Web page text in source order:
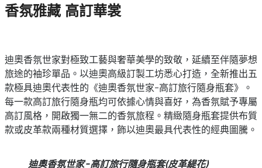
香氛雅藏 高訂華裳
迪奧香氛世家對極致工藝與奢華美學的致敬，延續至伴隨夢想
旅途的袖珍單品。以迪奧高級訂製工坊悉心打造，全新推出五
款極具迪奧代表性的《迪奧香氛世家-高訂旅行隨身瓶套》。
每一款高訂旅行隨身瓶均可依據心情與喜好，為香氛賦予專屬
高訂風格，開啟獨一無二的香氛旅程。精緻隨身瓶套提供布質
款或皮革款兩種材質選擇，飾以迪奧最具代表性的經典圖騰。
迪奧香氛世家-高訂旅行隨身瓶套(皮革緹花)